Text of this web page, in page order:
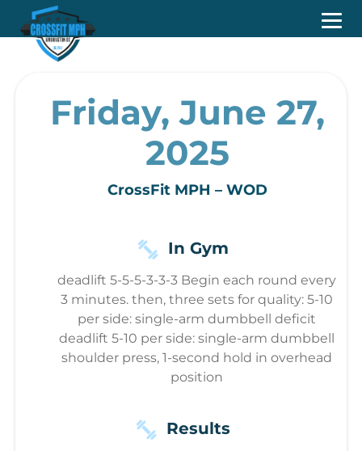
Friday, June 27,
2025
CrossFit MPH – WOD
In Gym
deadlift 5-5-5-3-3-3 Begin each round every
3 minutes. then, three sets for quality: 5-10
per side: single-arm dumbbell deficit
deadlift 5-10 per side: single-arm dumbbell
shoulder press, 1-second hold in overhead
position
Results